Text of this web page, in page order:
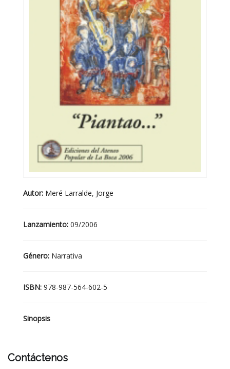
Autor: Meré Larralde, Jorge
Lanzamiento: 09/2006
Género: Narrativa
ISBN: 978-987-564-602-5
Sinopsis
Contáctenos